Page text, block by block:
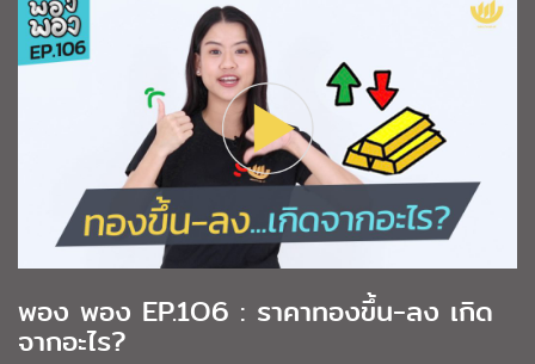
พอง พอง EP.1O6 : ราคาทองขึ้น-ลง เกิด
จากอะไร?